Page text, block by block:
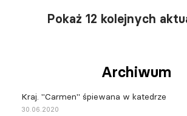
Pokaż 12 kolejnych
Archiwum
Kraj. "Carmen" śpiewana w katedrze
30.06.2020